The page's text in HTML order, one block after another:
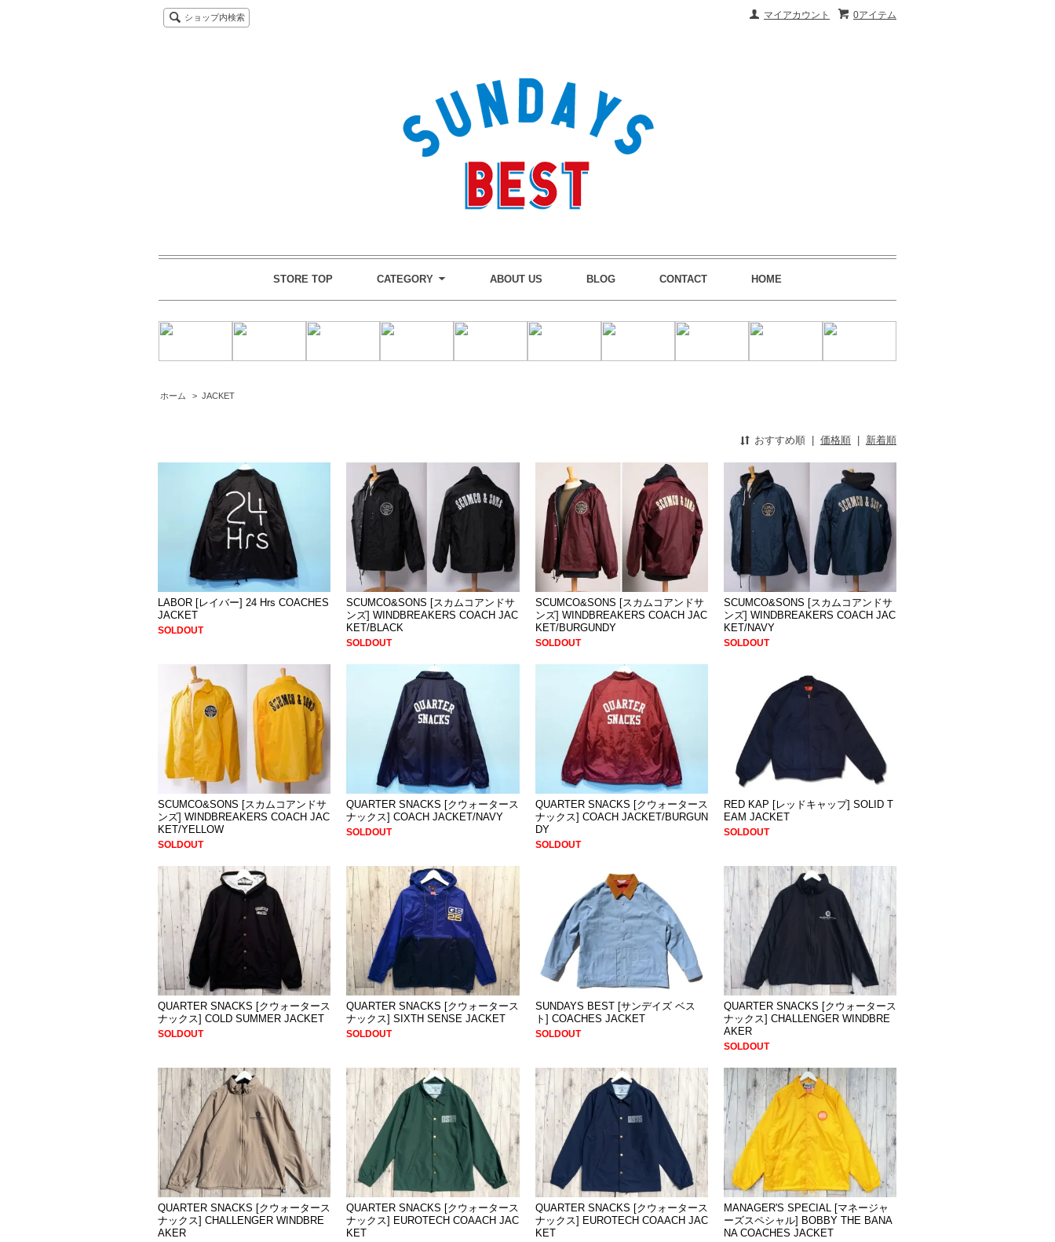
0アイテム
マイアカウント
ショップ内検索
STORE TOP CATEGORY ABOUT US BLOG CONTACT HOME
ホーム > JACKET
おすすめ順 | 価格順 | 新着順
LABOR [レイバー] 24 Hrs COACHES
JACKET
SOLDOUT
SCUMCO&SONS [スカムコアンドサ
ンズ] WINDBREAKERS COACH JAC
KET/BLACK
SOLDOUT
SCUMCO&SONS [スカムコアンドサ
ンズ] WINDBREAKERS COACH JAC
KET/BURGUNDY
SOLDOUT
SCUMCO&SONS [スカムコアンドサ
ンズ] WINDBREAKERS COACH JAC
KET/NAVY
SOLDOUT
SCUMCO&SONS [スカムコアンドサ
ンズ] WINDBREAKERS COACH JAC
KET/YELLOW
SOLDOUT
QUARTER SNACKS [クウォータース
ナックス] COACH JACKET/NAVY
SOLDOUT
QUARTER SNACKS [クウォータース
ナックス] COACH JACKET/BURGUN
DY
SOLDOUT
RED KAP [レッドキャップ] SOLID T
EAM JACKET
SOLDOUT
QUARTER SNACKS [クウォータース
ナックス] COLD SUMMER JACKET
SOLDOUT
QUARTER SNACKS [クウォータース
ナックス] SIXTH SENSE JACKET
SOLDOUT
SUNDAYS BEST [サンデイズ ベス
ト] COACHES JACKET
SOLDOUT
QUARTER SNACKS [クウォータース
ナックス] CHALLENGER WINDBRE
AKER
SOLDOUT
QUARTER SNACKS [クウォータース
ナックス] CHALLENGER WINDBRE
AKER
QUARTER SNACKS [クウォータース
ナックス] EUROTECH COAACH JAC
KET
QUARTER SNACKS [クウォータース
ナックス] EUROTECH COAACH JAC
KET
MANAGER'S SPECIAL [マネージャ
ーズスペシャル] BOBBY THE BANA
NA COACHES JACKET